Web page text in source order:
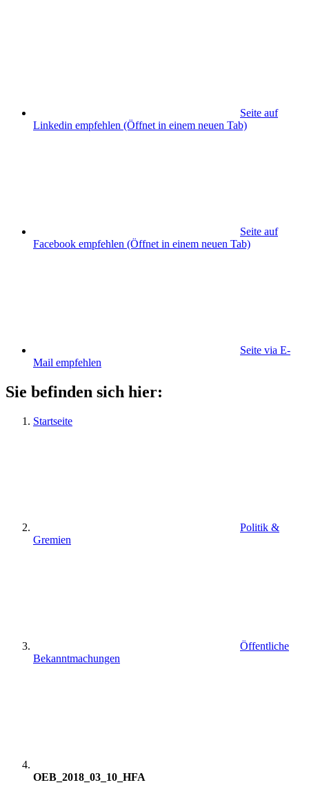
Seite auf
Linkedin empfehlen (Öffnet in einem neuen Tab)
Seite auf
Facebook empfehlen (Öffnet in einem neuen Tab)
Seite via E-
Mail empfehlen
Sie befinden sich hier:
Startseite
Politik &
Gremien
Öffentliche
Bekanntmachungen
OEB_2018_03_10_HFA